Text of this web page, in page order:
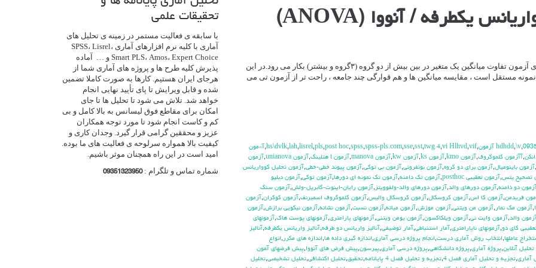
آزمون F یا تحلیل واریانس یکطرفه برای آزمون تفاوت میانگین یک متغیر در بین بیش از دو گروه (۳گروه و بیشتر) بکار می رود.در این
نمونه مستقل است ، مقایسه میانگین ها و هم قوارگی چند جامعه ، راحت تر از آزمون تی می
,\v,
,
hs\dvlk,lah,lisrel,pls,post hoc,spss,spss-pls.com,sse,sst,twg 4,vi Hlhvd,vif
,آ»مون
,آآزمون كلموگروف,آزمون kmo ,آزمون ks ,آزمون kw ,آزمون manova ,آزمون t هتلينگ ,آزمون unianova ,آزمون
,آزمون باينوميال,آزمون براي دو گروه,آزمون بونفروني,آزمون بي توكي,آزمون پيوند خطي-خطي,آزمون تحليل كوواريانس
تصحيح يتس,آزمون تعقيبي posthoc ,آزمون تك دامنه,آزمون تك نمونه اي دورها,آزمون توكي,آزمون دبليو
دو دامنه,آزمون دورهاي والد,آزمون دورهاي والد-ولفوويتز ,آزمون رايان-اينوت-گابريل-ولش,آزمون سنگ
فريدمن,آزمون كا اس,آزمون كروسكال,آزمون كروسكال واليس,آزمون كلموگروف اسميرنف,آزمون كوكران,آزمون
,آزمون مك نمار ,آزمون من ويتني,آزمون موزش,آزمون ميانه,آزمون نسبت,آزمون نشانه,آزمون نيكويي برازش,آزمون
والد,آزمون وايت ني,آزمون ويلكاكسون,آزمون يومن ويتني,آزمونهاي پارامتري,آزمونهاي پوست هاك,آزمونهاي
كاي دو,آزمونهاي ناپارامتري,آمار استنباطي,آمار توضيفي,آناليز واريانس دو طرفه,آناليز واريانس يكطرفه,آناليز
عاملها,انتخاب روش آماري درست,انجام پروژه درسي آماري,اندازه گيري داده ها,اندازه هاي مكرر ,انواع
آنلاين,پروژه آماري,پروژه دانشگاهي,پروژه درسي آماري,پيرسون,پيش فرض هاي آنووا,پيش فرضهاي آ‍مون
آماري,تجزيه و تحليل آماري فصل 4 ,تجزيه و تحليل فصل 4 پايانامه ,تحقيق,تحليل اكتشافي,تحليل تشخيصي,تحليل
تحقیقات علمی
با سابقه ی فعالیت مستمر در زمینه ی تحلیل های
آماری با کلیه نرم افزارهای آماری SPSS، Lisrel،
Smart PLS، Amos، Expert Choice و … آماده
پذیرش کلیه طرح ها و پروژه های آماری شما از
هرجای ایران هستیم. کارها به صورت کاملا تضمین
شده و قابل ویرایش تا پای تأیید نهایی انجام
خواهد شد. تلاش می شود تا تحلیل ها تا جای
امکان برای مقاطع فوق لیسانس به بالا کامل و بی
کم و کاست انجام شود تا مورد توجه همکاران
عزیز و محققین گرامی قرار گیرد. وجدان کاری و
کیفیت بالا همواره سرلوحه ی فعالیت های ما بوده.
امید است در این راه همچنان موثر باشیم.
شماره تماس و تلگرام :09351323950